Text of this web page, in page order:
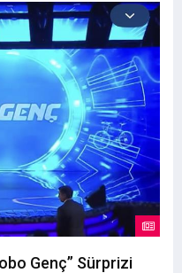
Genç” Sürprizi